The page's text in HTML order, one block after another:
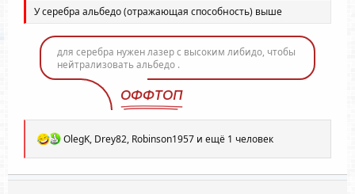
У серебра альбедо (отражающая способность) выше
для серебра нужен лазер с высоким либидо, чтобы
нейтрализовать альбедо .
ОФФТОП
Р
а
к
OlegK, Drey82, Robinson1957 и ещё 1 человек